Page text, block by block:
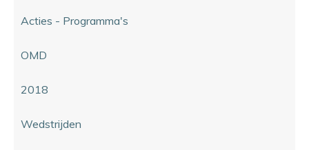
Acties - Programma's
OMD
2018
Wedstrijden